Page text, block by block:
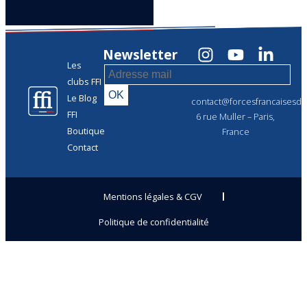
Les
clubs FFI
Le Blog
FFI
Boutique
Contact
6 rue Muller – Paris,
France
Newsletter
Mentions légales & CGV
Politique de confidentialité